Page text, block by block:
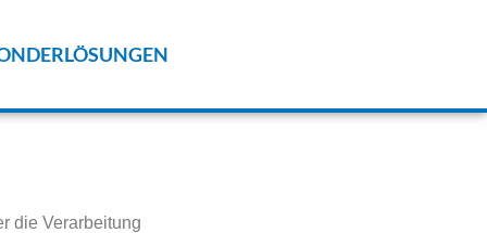
die Verarbeitung